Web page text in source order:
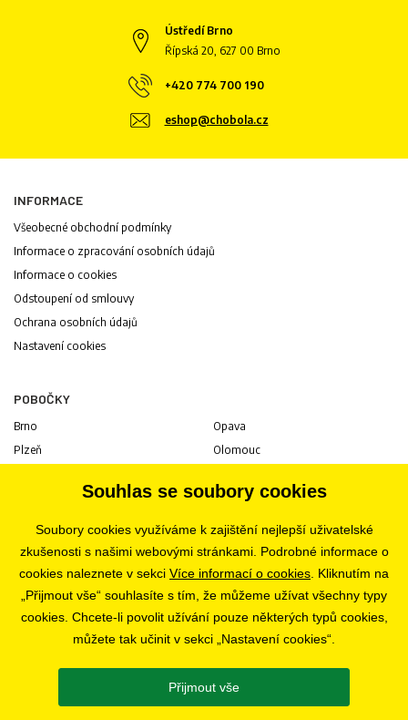
Ústředí Brno
Řípská 20, 627 00 Brno
+420 774 700 190
eshop@chobola.cz
INFORMACE
Všeobecné obchodní podmínky
Informace o zpracování osobních údajů
Informace o cookies
Odstoupení od smlouvy
Ochrana osobních údajů
Nastavení cookies
POBOČKY
Brno
Plzeň
Ostrava
Opava
Olomouc
Pardubice
Liberec
Bratislava
KARIÉRA
SLEDUJTE NÁS
Souhlas se soubory cookies
Soubory cookies využíváme k zajištění nejlepší uživatelské
zkušenosti s našimi webovými stránkami. Podrobné informace o
cookies naleznete v sekci Více informací o cookies . Kliknutím na
„Přijmout vše“ souhlasíte s tím, že můžeme užívat všechny typy
cookies. Chcete-li povolit užívání pouze některých typů cookies,
můžete tak učinit v sekci „Nastavení cookies“.
Přijmout vše